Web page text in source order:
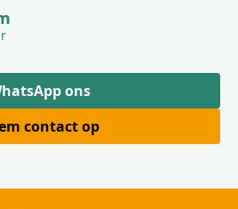
ons
contact op